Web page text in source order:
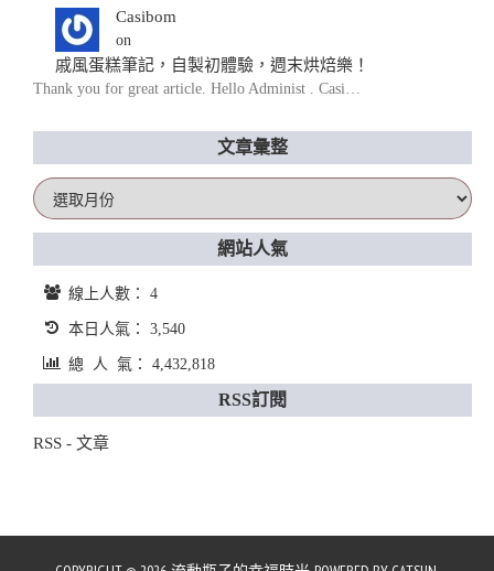
Casibom
on
戚風蛋糕筆記，自製初體驗，週末烘焙樂！
Thank you for great article. Hello Administ . Casi…
文章彙整
文
章
彙
網站人氣
線上人數： 4
本日人氣： 3,540
總 人 氣： 4,432,818
RSS訂閱
RSS - 文章